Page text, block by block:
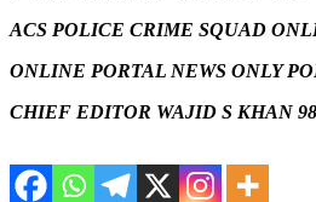
ACS POLICE CRIME SQUAD
ONLINE PORTAL NEWS ONLY
CHIEF EDITOR WAJID S KHAN